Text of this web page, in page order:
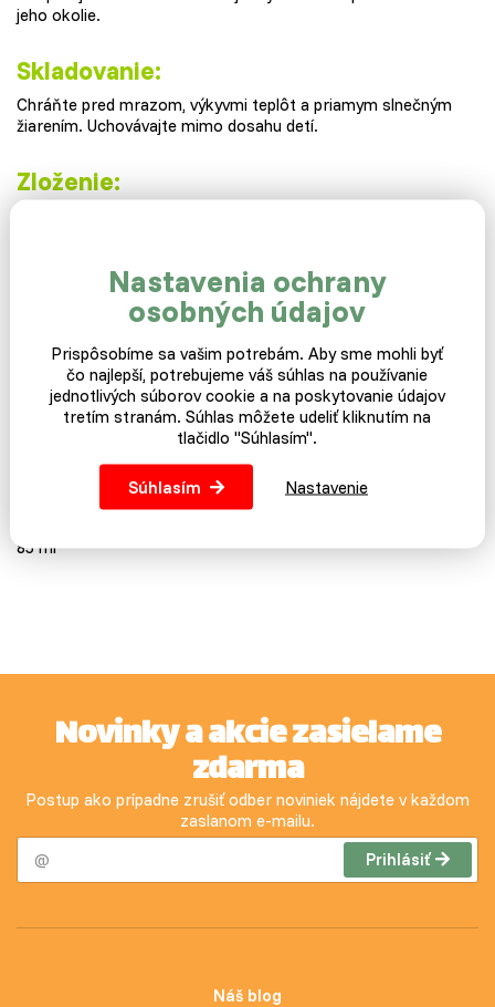
jeho okolie.
Skladovanie:
Chráňte pred mrazom, výkyvmi teplôt a priamym slnečným
žiarením. Uchovávajte mimo dosahu detí.
Zloženie:
Bezpečnostné pokyny:
Vdýchnutie aerosólu alebo kontakt s pokožkou môže vyvolať
ľahkú alergickú reakciu. Pri zasiahnutí očí vypláchnite vodou. V
prípade zdravotných problémov vyhľadajte lekársku pomoc.
Pri požití vypláchnite ústa vodou a konzultujte lekára.
Spotrebujte do:
Balenie:
85 ml
Novinky a akcie zasielame
zdarma
Postup ako prípadne zrušiť odber noviniek nájdete v každom
zaslanom e-mailu.
Prihlásiť
Náš blog
Nastavenia ochrany
osobných údajov
Prispôsobíme sa vašim potrebám. Aby sme mohli byť
čo najlepší, potrebujeme váš súhlas na používanie
jednotlivých súborov cookie a na poskytovanie údajov
tretím stranám. Súhlas môžete udeliť kliknutím na
tlačidlo "Súhlasím".
Súhlasím Nastavenie